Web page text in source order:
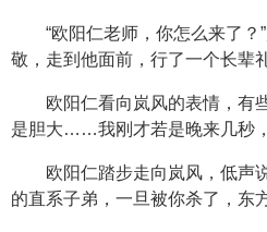
“欧阳仁老师，你怎么来了
敬，走到他面前，行了一个长辈礼
欧阳仁看向岚风的表情，有
是胆大……我刚才若是晚来几秒
欧阳仁踏步走向岚风，低声
的直系子弟，一旦被你杀了，